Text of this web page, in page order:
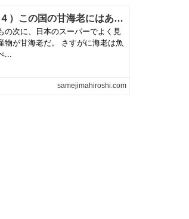
こちらアイスランド（４）この国の甘海老にはあの大事なものがない！ない！ない！〜小倉悠加
の次に、日本のスーパーでよく見
物が甘海老だ。 さすがに海老は魚
...
samejimahiroshi.com